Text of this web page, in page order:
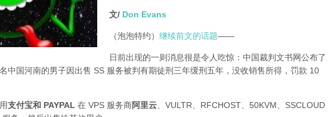
文/ Don Evans
（泡泡特约） 继续前文的话题——
日前出现的一则消息很是令人吃惊：中国裁判文书网公布了
中国河南的男子因出售 SS 服务被判有期徒刑三年缓刑五年，没收销售所得，罚款 10
支付宝和 PAYPAL 在 VPS 服务商阿里云 、VULTR、RFCHOST、50KVM、SSCLOUD